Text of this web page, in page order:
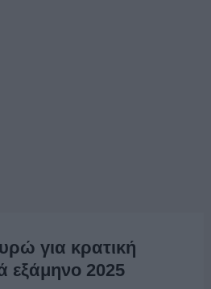
για κρατική
εξάμηνο 2025